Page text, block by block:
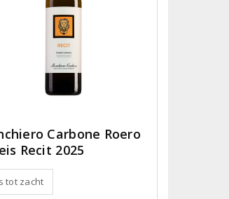
Carbone Roero
Recit 2025
tot zacht